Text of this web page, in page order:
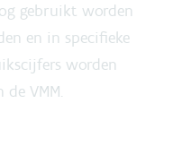
gebruikt worden
en in specifieke
worden
VMM.